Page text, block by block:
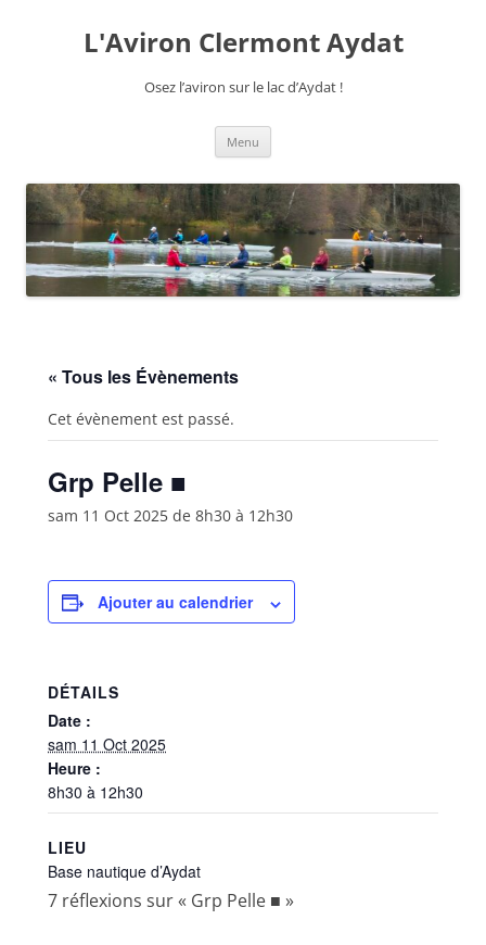
L'Aviron Clermont Aydat
Osez l’aviron sur le lac d’Aydat !
Menu
« Tous les Évènements
Cet évènement est passé.
Grp Pelle ■
sam 11 Oct 2025 de 8h30 à 12h30
Ajouter au calendrier
DÉTAILS
Date :
sam 11 Oct 2025
Heure :
8h30 à 12h30
LIEU
Base nautique d’Aydat
7 réflexions sur « Grp Pelle ■ »